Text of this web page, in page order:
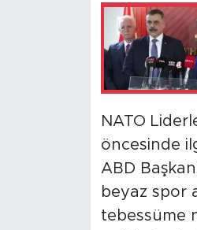
NATO
öncesinde
ABD
beyaz spor
tebessüme